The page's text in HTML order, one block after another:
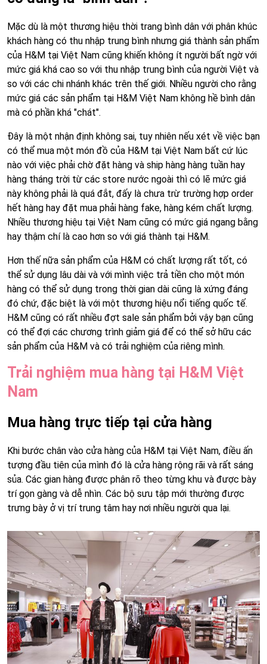
Mặc dù là một thương hiệu thời trang bình dân với phân khúc
khách hàng có thu nhập trung bình nhưng giá thành sản phẩm
của H&M tại Việt Nam cũng khiến không ít người bất ngờ với
mức giá khá cao so với thu nhập trung bình của người Việt và
so với các chi nhánh khác trên thế giới. Nhiều người cho rằng
mức giá các sản phẩm tại H&M Việt Nam không hề bình dân
mà có phần khá "chát".
Đây là một nhận định không sai, tuy nhiên nếu xét về việc bạn
có thể mua một món đồ của H&M tại Việt Nam bất cứ lúc
nào với việc phải chờ đặt hàng và ship hàng hàng tuần hay
hàng tháng trời từ các store nước ngoài thì có lẽ mức giá
này không phải là quá đắt, đấy là chưa trừ trường hợp order
hết hàng hay đặt mua phải hàng fake, hàng kém chất lượng.
Nhiều thương hiệu tại Việt Nam cũng có mức giá ngang bằng
hay thậm chí là cao hơn so với giá thành tại H&M.
Hơn thế nữa sản phẩm của H&M có chất lượng rất tốt, có
thể sử dụng lâu dài và với mình việc trả tiền cho một món
hàng có thể sử dụng trong thời gian dài cũng là xứng đáng
đó chứ, đặc biệt là với một thương hiệu nổi tiếng quốc tế.
H&M cũng có rất nhiều đợt sale sản phẩm bởi vậy bạn cũng
có thể đợi các chương trình giảm giá để có thể sở hữu các
sản phẩm của H&M và có trải nghiệm của riêng mình.
Trải nghiệm mua hàng tại H&M Việt
Nam
Mua hàng trực tiếp tại cửa hàng
Khi bước chân vào cửa hàng của H&M tại Việt Nam, điều ấn
tượng đầu tiên của mình đó là cửa hàng rộng rãi và rất sáng
sủa. Các gian hàng được phân rõ theo từng khu và được bày
trí gọn gàng và dễ nhìn. Các bộ sưu tập mới thường được
trưng bày ở vị trí trung tâm hay nơi nhiều người qua lại.